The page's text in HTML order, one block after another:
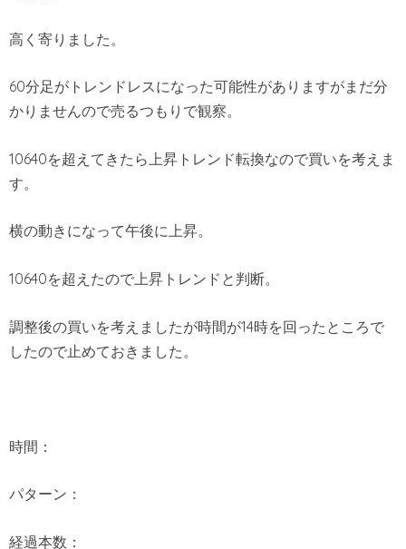
高く寄りました。
60分足がトレンドレスになった可能性がありますがまだ分
かりませんので売るつもりで観察。
10640を超えてきたら上昇トレンド転換なので買いを考えま
す。
横の動きになって午後に上昇。
10640を超えたので上昇トレンドと判断。
調整後の買いを考えましたが時間が14時を回ったところで
したので止めておきました。
時間：
パターン：
経過本数：